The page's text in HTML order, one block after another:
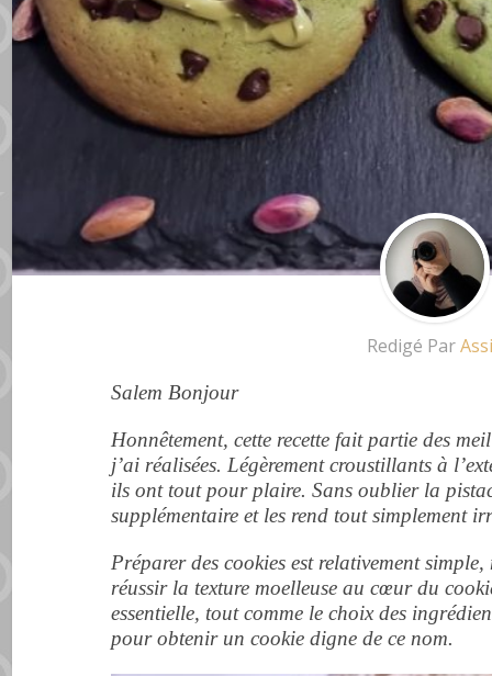
Redigé Par
Salem Bonjour
Honnêtement, cette recette fait partie des
j’ai réalisées. Légèrement croustillants à
ils ont tout pour plaire. Sans oublier la
supplémentaire et les rend tout simplement
Préparer des cookies est relativement
réussir la texture moelleuse au cœur du
essentielle, tout comme le choix des
pour obtenir un cookie digne de ce nom.